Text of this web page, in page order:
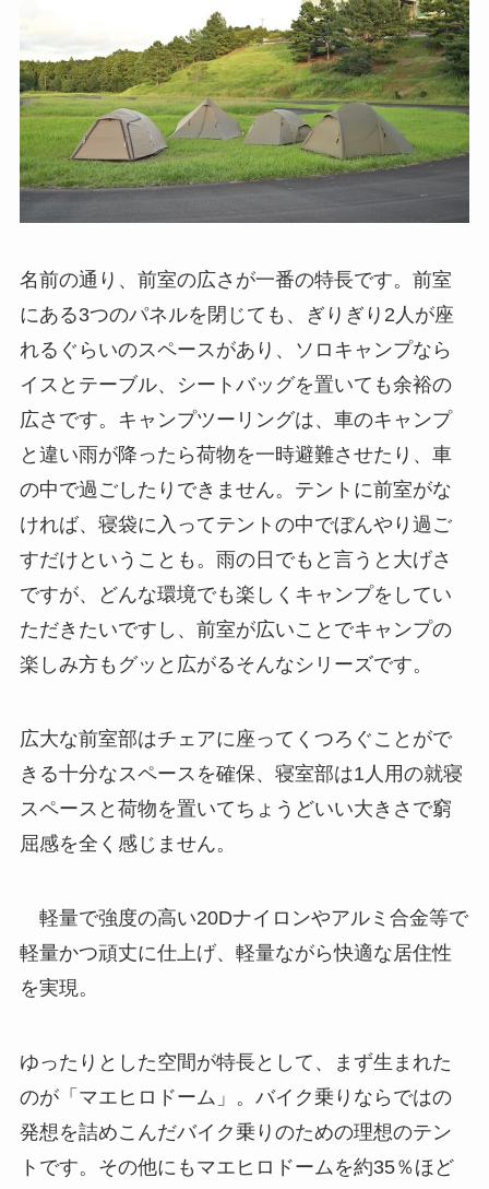
名前の通り、前室の広さが一番の特長です。前室
にある3つのパネルを閉じても、ぎりぎり2人が座
れるぐらいのスペースがあり、ソロキャンプなら
イスとテーブル、シートバッグを置いても余裕の
広さです。キャンプツーリングは、車のキャンプ
と違い雨が降ったら荷物を一時避難させたり、車
の中で過ごしたりできません。テントに前室がな
ければ、寝袋に入ってテントの中でぼんやり過ご
すだけということも。雨の日でもと言うと大げさ
ですが、どんな環境でも楽しくキャンプをしてい
ただきたいですし、前室が広いことでキャンプの
楽しみ方もグッと広がるそんなシリーズです。
広大な前室部はチェアに座ってくつろぐことがで
きる十分なスペースを確保、寝室部は1人用の就寝
スペースと荷物を置いてちょうどいい大きさで窮
屈感を全く感じません。
軽量で強度の高い20Dナイロンやアルミ合金等で
軽量かつ頑丈に仕上げ、軽量ながら快適な居住性
を実現。
ゆったりとした空間が特長として、まず生まれた
のが「マエヒロドーム」。バイク乗りならではの
発想を詰めこんだバイク乗りのための理想のテン
トです。その他にもマエヒロドームを約35％ほど